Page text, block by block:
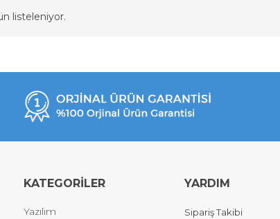
listeleniyor.
KATEGORİLER
Yazılım
YARDIM
Sipariş Takibi